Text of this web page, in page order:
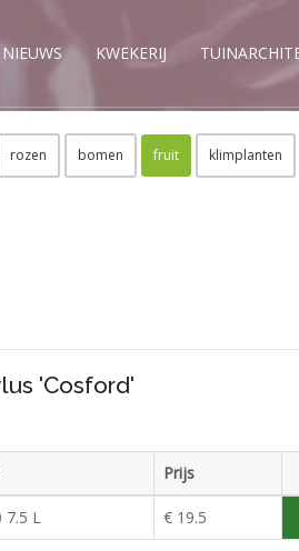
NIEUWS KWEKERIJ
rozen bomen fruit klimplanten
'Cosford'
Prijs
7.5 L € 19.5